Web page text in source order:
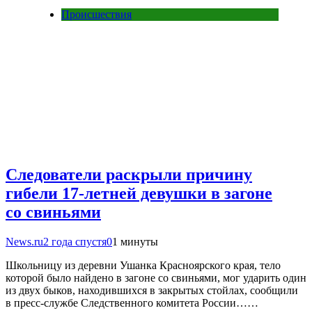
Происшествия
Следователи раскрыли причину
гибели 17-летней девушки в загоне
со свиньями
News.ru2 года спустя01 минуты
Школьницу из деревни Ушанка Красноярского края, тело
которой было найдено в загоне со свиньями, мог ударить один
из двух быков, находившихся в закрытых стойлах, сообщили
в пресс-службе Следственного комитета России……